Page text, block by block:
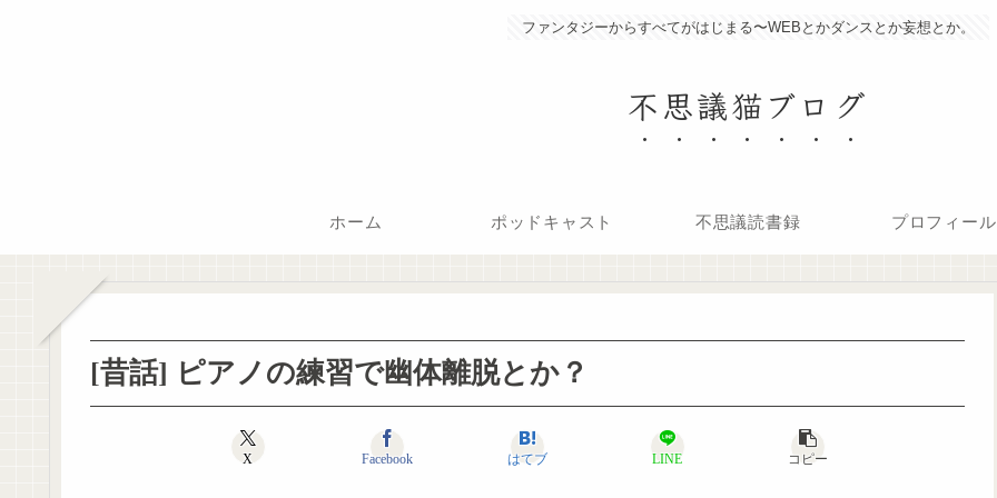
ファンタジーからすべてがはじまる〜WEBとかダンスとか妄想とか。
不思議猫ブログ
ホーム ポッドキャスト 不思議読書録 プロフィール
[昔話] ピアノの練習で幽体離脱とか？
X Facebook はてブ LINE コピー